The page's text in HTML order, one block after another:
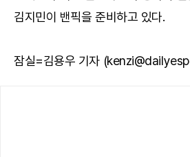
김지민이 밴픽을 준비하고 있다.
잠실=김용우 기자